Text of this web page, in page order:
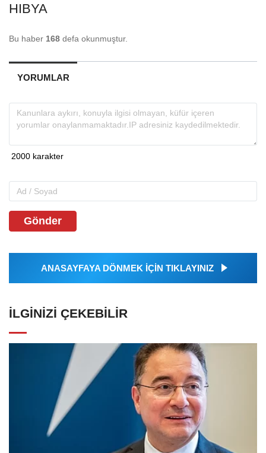
HIBYA
Bu haber 168 defa okunmuştur.
YORUMLAR
Gönder
ANASAYFAYA DÖNMEK İÇİN TIKLAYINIZ
İLGINIZI ÇEKEBILIR